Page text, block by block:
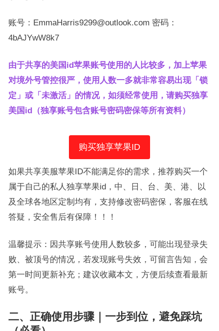
账号：EmmaHarris9299@outlook.com 密码：
4bAJYwW8k7
由于共享的美国id苹果账号使用的人比较多，加上苹果
对境外号管控很严，使用人数一多就非常容易出现「锁
定」或「未激活」的情况，如须经常使用，请购买独享
美国id（独享账号包含账号密码密保等所有资料）
购买独享苹果ID
如果共享美服苹果ID不能满足你的需求，推荐购买一个
属于自己的私人独享苹果id，中、日、台、美、港、以
及全球各地区定制均有，支持修改密码密保，客服在线
答疑，安全售后有保障！！！
温馨提示：因共享账号使用人数较多，可能出现登录失
败、被顶号的情况，若发现账号失效，可留言告知，会
第一时间更新补充；建议收藏本文，方便后续查看最新
账号。
二、正确使用步骤｜一步到位，避免踩坑